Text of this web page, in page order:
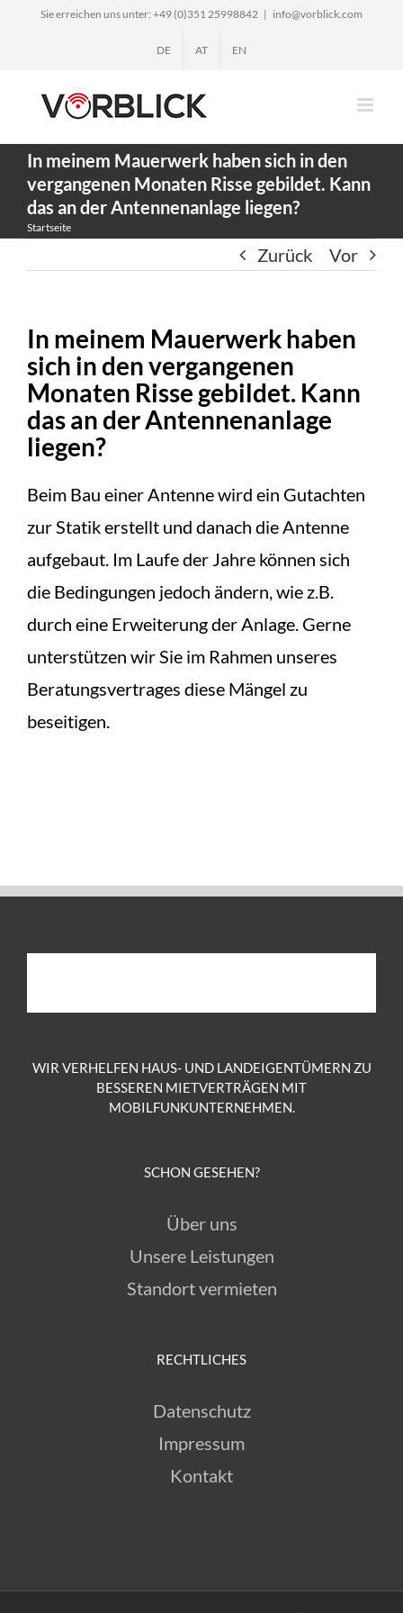
Sie erreichen uns unter: +49 (0)351 25998842 | info@vorblick.com
DE AT EN
In meinem Mauerwerk haben sich in den
vergangenen Monaten Risse gebildet. Kann
das an der Antennenanlage liegen?
Startseite
Zurück Vor
In meinem Mauerwerk haben
sich in den vergangenen
Monaten Risse gebildet. Kann
das an der Antennenanlage
liegen?
Beim Bau einer Antenne wird ein Gutachten
zur Statik erstellt und danach die Antenne
aufgebaut. Im Laufe der Jahre können sich
die Bedingungen jedoch ändern, wie z.B.
durch eine Erweiterung der Anlage. Gerne
unterstützen wir Sie im Rahmen unseres
Beratungsvertrages diese Mängel zu
beseitigen.
WIR VERHELFEN HAUS- UND LANDEIGENTÜMERN ZU
BESSEREN MIETVERTRÄGEN MIT
MOBILFUNKUNTERNEHMEN.
SCHON GESEHEN?
Über uns
Unsere Leistungen
Standort vermieten
RECHTLICHES
Datenschutz
Impressum
Kontakt